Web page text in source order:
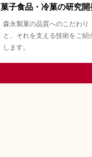
菓子食品・冷菓の研究開
森永製菓の品質へのこだわり
と、それを支える技術をご紹
します。